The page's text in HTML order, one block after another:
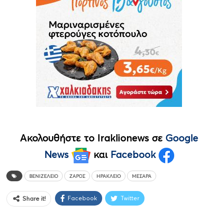
Ακολουθήστε το Iraklionews σε Google
News
και Facebook
ΒΕΝΙΖΈΛΕΙΟ ΖΑΡΌΣ ΗΡΆΚΛΕΙΟ ΜΕΣΑΡΆ
Share it! Facebook Twitter